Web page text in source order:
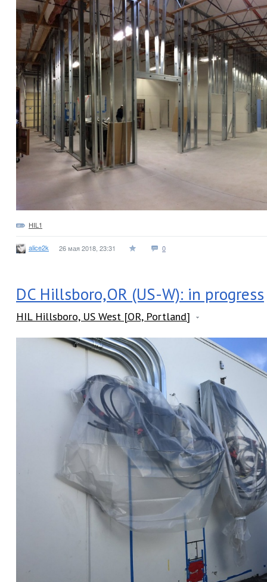
HIL1
alice2k 26 мая 2018, 23:31 0
DC Hillsboro,OR (US-W): in progress
HIL Hillsboro, US West [OR, Portland]